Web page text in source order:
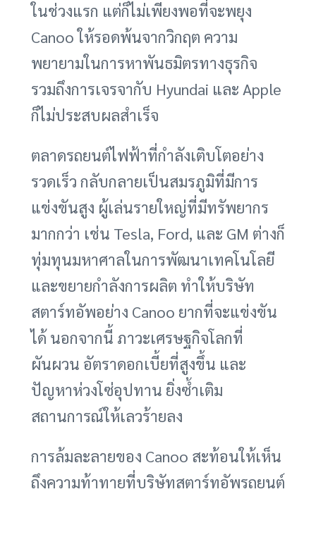
ในช่วงแรก แต่ก็ไม่เพียงพอที่จะพยุง
Canoo ให้รอดพ้นจากวิกฤต ความ
พยายามในการหาพันธมิตรทางธุรกิจ
รวมถึงการเจรจากับ Hyundai และ Apple
ก็ไม่ประสบผลสำเร็จ
ตลาดรถยนต์ไฟฟ้าที่กำลังเติบโตอย่าง
รวดเร็ว กลับกลายเป็นสมรภูมิที่มีการ
แข่งขันสูง ผู้เล่นรายใหญ่ที่มีทรัพยากร
มากกว่า เช่น Tesla, Ford, และ GM ต่างก็
ทุ่มทุนมหาศาลในการพัฒนาเทคโนโลยี
และขยายกำลังการผลิต ทำให้บริษัท
สตาร์ทอัพอย่าง Canoo ยากที่จะแข่งขัน
ได้ นอกจากนี้ ภาวะเศรษฐกิจโลกที่
ผันผวน อัตราดอกเบี้ยที่สูงขึ้น และ
ปัญหาห่วงโซ่อุปทาน ยิ่งซ้ำเติม
สถานการณ์ให้เลวร้ายลง
การล้มละลายของ Canoo สะท้อนให้เห็น
ถึงความท้าทายที่บริษัทสตาร์ทอัพรถยนต์